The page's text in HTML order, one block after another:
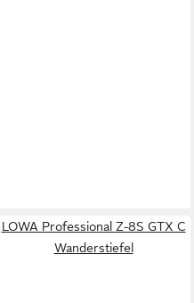
LOWA Professional Z-8S GTX C
Wanderstiefel